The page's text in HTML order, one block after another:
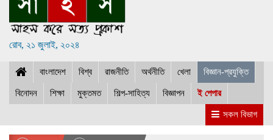
রোব, ২১ জুলাই, ২০২৪
বাংলাদেশ বিশ্ব রাজনীতি অর্থনীতি খেলা বিজ্ঞান-প্রযুক্তি
বিনোদন শিক্ষা মুক্তমত শিল্প-সাহিত্য বিজ্ঞাপন ই পেপার
সকল বিভাগ